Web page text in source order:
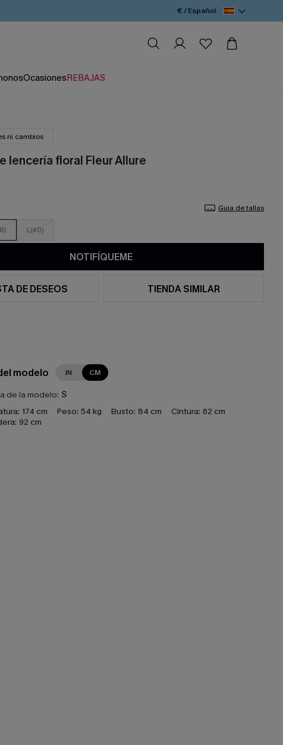
€ / Español
OcasionesREBAJAS
ni cambios
lencería floral Fleur Allure
Guía de tallas
L(40)
NOTIFÍQUEME
DE DESEOS TIENDA SIMILAR
modelo IN CM
de la modelo: S
174 cm Peso: 54 kg Busto: 84 cm Cintura: 62 cm
92 cm